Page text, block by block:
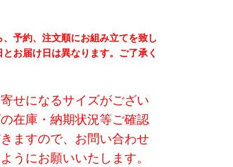
予約、注文順にお組み立てを致し
とお届け日は異なります。ご了承く
せになるサイズがござい
在庫・納期状況等ご確認
ますので、お問い合わせ
うにお願いいたします。